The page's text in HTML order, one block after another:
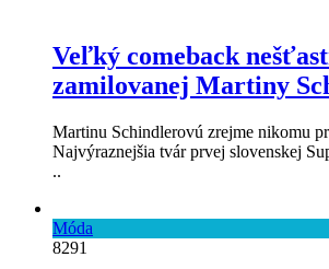
Veľký comeback
zamilovanej Martiny
Martinu Schindlerovú zrejme nikomu
Najvýraznejšia tvár prvej slovenskej
..
Móda
8291